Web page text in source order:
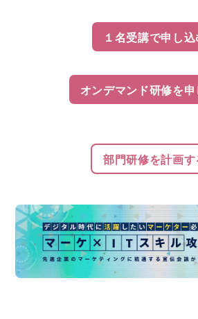
１名受講で申し
オンデマンド研修を
部門研修を計画す